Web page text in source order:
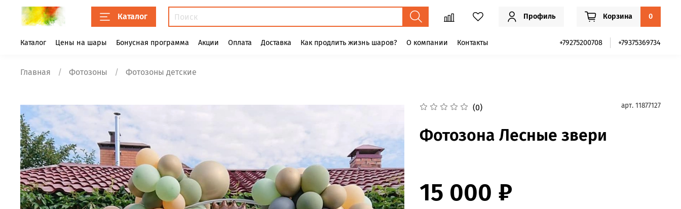
Каталог Профиль Корзина 0
Каталог Цены на шары Бонусная программа Акции Оплата Доставка Как продлить жизнь шаров? О компании Контакты +79275200708 +79375369734
Главная Фотозоны Фотозоны детские
(0) арт. 11877127
Фотозона Лесные звери
15 000 ₽